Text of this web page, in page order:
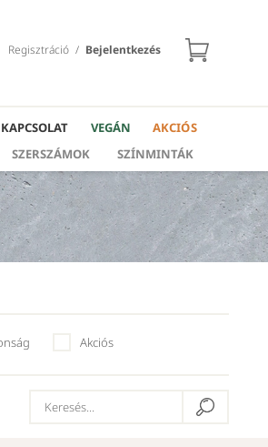
Bejelentkezés
/
Regisztráció
KAPCSOLAT VEGÁN
AKCIÓS
SZERSZÁMOK SZÍNMINTÁK
Akciós